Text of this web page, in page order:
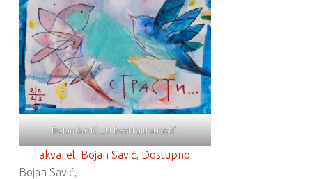
Bojan Savić, ,,U beskraju strasti”
akvarel, Bojan Savić, Dostupno
Bojan Savić,